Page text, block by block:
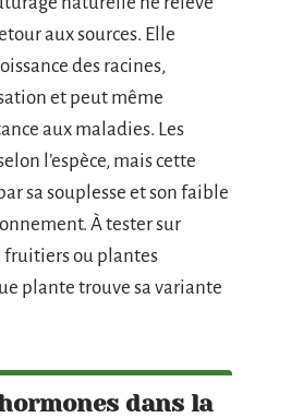
aux sources. Elle
des racines,
et peut même
aux maladies. Les
l’espèce, mais cette
sa souplesse et son faible
À tester sur
fruitiers ou plantes
plante trouve sa variante
dans la